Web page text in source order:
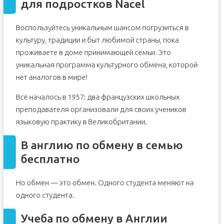
Международные программы обмена для
для подростков Nacel
Воспользуйтесь уникальным шансом погрузиться в
культуру, традиции и быт любимой страны, пока
проживаете в доме принимающей семьи. Это
уникальная программа культурного обмена, которой
нет аналогов в мире!
Всё началось в 1957: два французских школьных
преподавателя организовали для своих учеников
языковую практику в Великобритании.
В англию по обмену в семью
бесплатно
Но обмен — это обмен. Одного студента меняют на
одного студента.
Учеба по обмену в Англии